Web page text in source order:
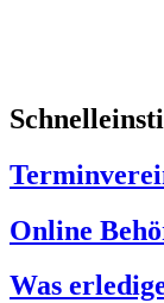
Online
Was